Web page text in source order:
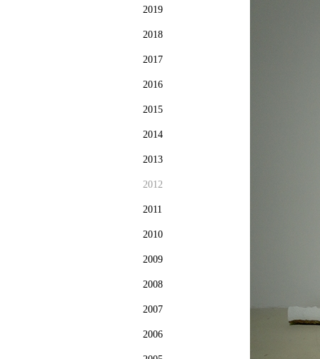
2019
2018
2017
2016
2015
2014
2013
2012
2011
2010
2009
2008
2007
2006